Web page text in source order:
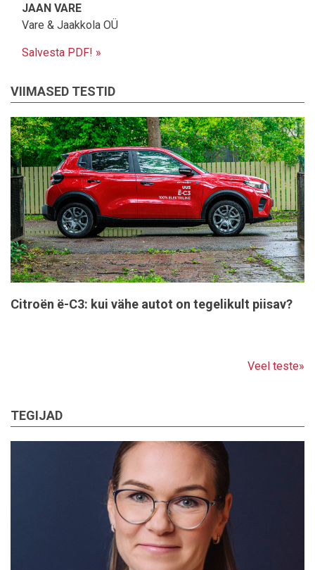
JAAN VARE
Vare & Jaakkola OÜ
Salvesta PDF! »
VIIMASED TESTID
Citroën ë-C3: kui vähe autot on tegelikult piisav?
Veel teste»
TEGIJAD